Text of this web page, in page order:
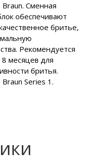
Braun. Сменная
обеспечивают
бритье,
Рекомендуется
месяцев для
бритья.
Series 1.